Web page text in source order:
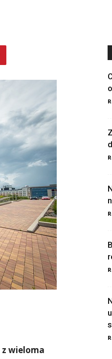
z wieloma